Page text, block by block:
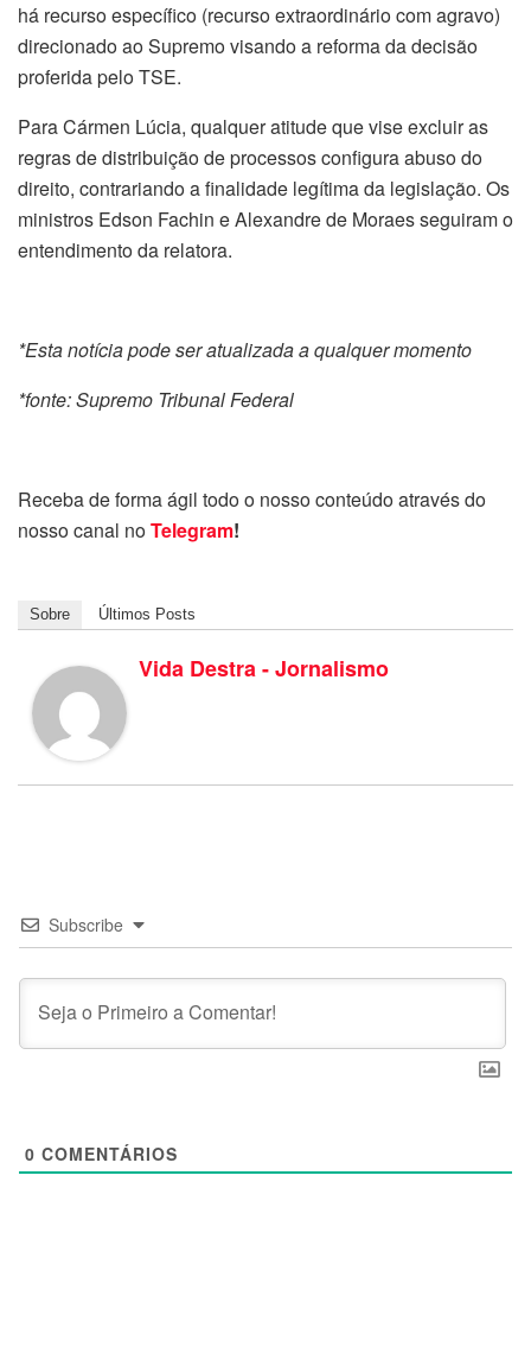
há recurso específico (recurso extraordinário com agravo)
direcionado ao Supremo visando a reforma da decisão
proferida pelo TSE.
Para Cármen Lúcia, qualquer atitude que vise excluir as
regras de distribuição de processos configura abuso do
direito, contrariando a finalidade legítima da legislação. Os
ministros Edson Fachin e Alexandre de Moraes seguiram o
entendimento da relatora.
*Esta notícia pode ser atualizada a qualquer momento
*fonte: Supremo Tribunal Federal
Receba de forma ágil todo o nosso conteúdo através do
nosso canal noTelegram!
Sobre Últimos Posts
Vida Destra - Jornalismo
Subscribe
0 COMENTÁRIOS